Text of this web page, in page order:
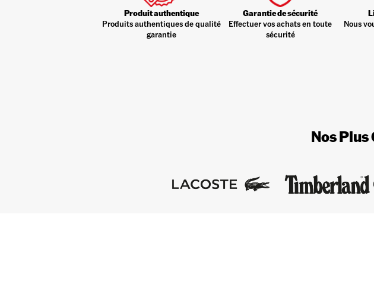
Produit authentique
Produits authentiques de qualité
garantie
Garantie de sécurité
Effectuer vos achats en toute
sécurité
Nous
Nos Plus